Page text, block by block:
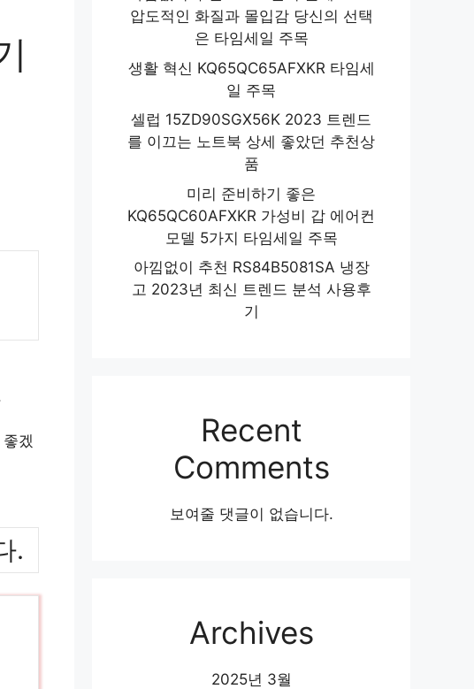
겠
.
압도적인 화질과 몰입감 당신의 선택
은 타임세일 주목
생활 혁신 KQ65QC65AFXKR 타임세
일 주목
셀럽 15ZD90SGX56K 2023 트렌드
를 이끄는 노트북 상세 좋았던 추천상
품
미리 준비하기 좋은
KQ65QC60AFXKR 가성비 갑 에어컨
모델 5가지 타임세일 주목
아낌없이 추천 RS84B5081SA 냉장
고 2023년 최신 트렌드 분석 사용후
기
Recent
Comments
보여줄 댓글이 없습니다.
Archives
2025년 3월